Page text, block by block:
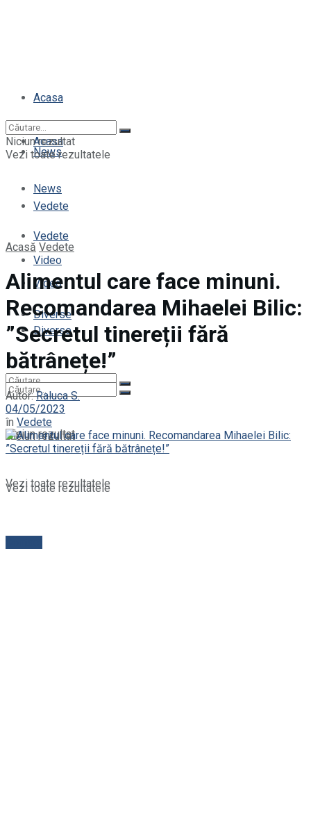
Acasa
News
Vedete
Video
Diverse
Niciun rezultat
Vezi toate rezultatele
Acasa
News
Vedete
Video
Diverse
Niciun rezultat
Vezi toate rezultatele
Niciun rezultat
Vezi toate rezultatele
Acasă Vedete
Alimentul care face minuni.
Recomandarea Mihaelei Bilic:
”Secretul tinereții fără
bătrânețe!”
Autor: Raluca S.
04/05/2023
în Vedete